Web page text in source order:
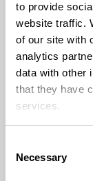
to provide
website traffic.
of our site with
analytics
data with other
that they have
services.
Selection
Necessary
Durante el
energía
esterilizarlo,
y huevos de
de los
es una